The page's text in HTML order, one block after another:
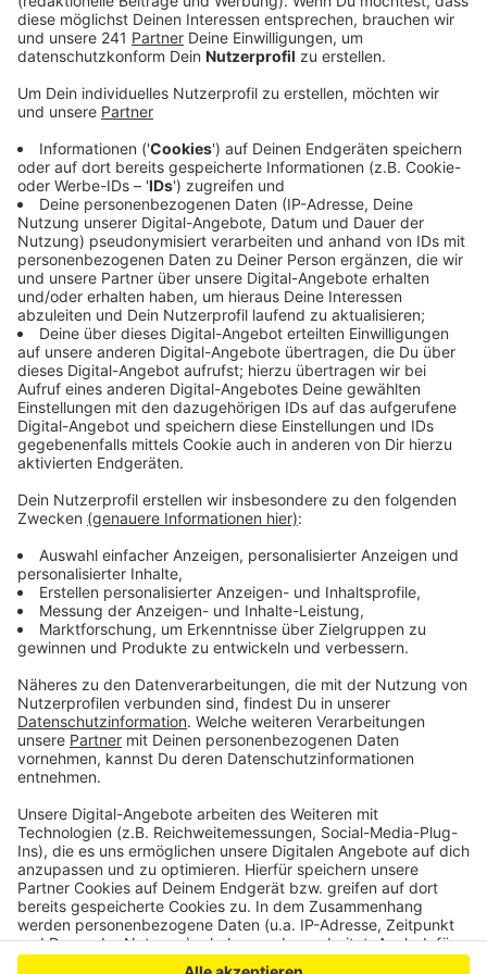
Anzeige
Weihnachtsmarkt in Wiesdorf in diesem Jahr. Die
Planungen für Christkindchen Markt und
Co. laufen demnach weiter auf Hochtouren.
Veröffentlicht:Dienstag, 04.08.2020 15:09
Anzeige
Verträge mit Händlern haben die Veranstalter in
Opladen, Wiesdorf und Schlebusch schon
abgeschlossen. "Die Corona-Auflagen stellen uns vor
Herausforderungen. Wir sind aber zuversichtlich, dass
ein Event draußen im Winter stattfinden kann", heißt
von den Betreibern des Christkindchen Markt in
Wiesdorf und vom Bergischen Dorf in Opladen.
Sie arbeiten schon an entsprechenden Konzepten,
damit Besucher genügend Abstand halten. Vor allem
die Hot-Spots rund um die Glühwein-Buden gilt es zu
entzerren. Auch in Schlebusch soll dieses Jahr
stattfinden – bei diesem Plan bleiben die Veranstalter.
Wie groß und in welchem Rahmen soll sich aber erst
mit der neuen Verordnung der Landesregierung
nächste Woche am 10. August entscheiden.
Anzeige
Anzeige